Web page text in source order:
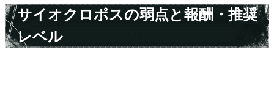
サイオクロポスの弱点と報酬・推奨
レベル